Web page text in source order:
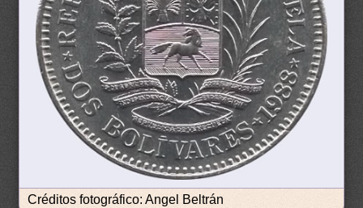
Créditos fotográfico: Angel Beltrán